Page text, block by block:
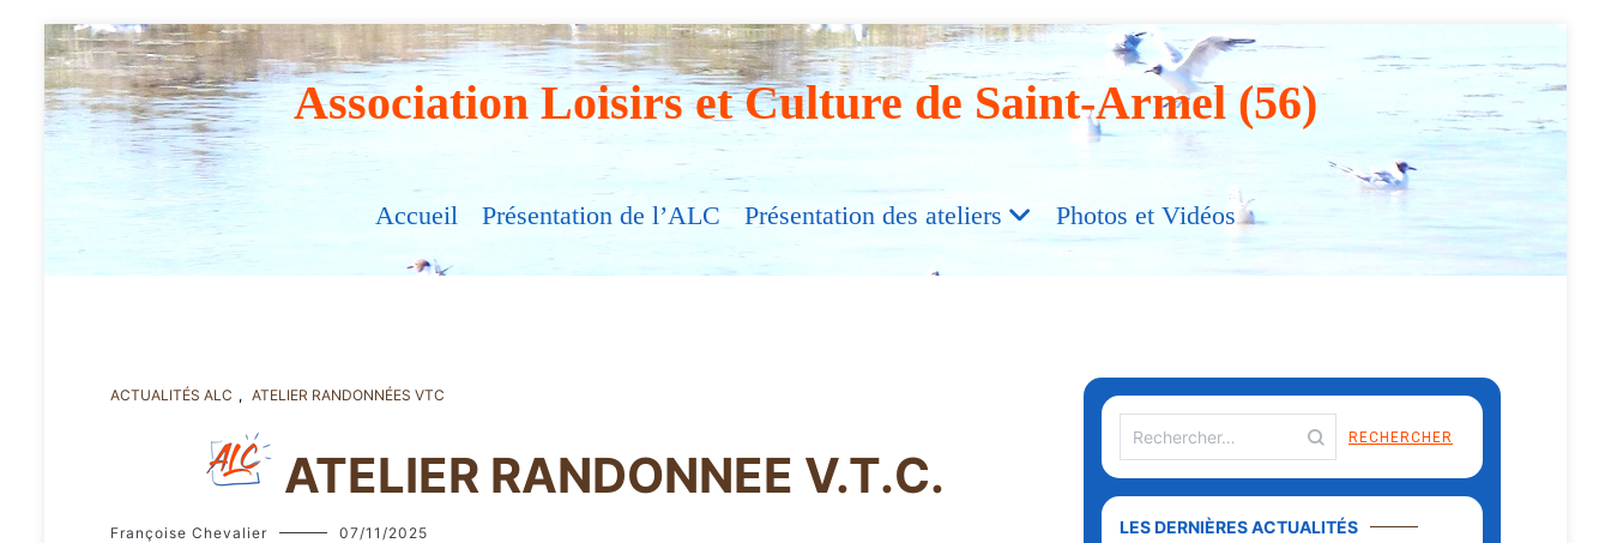
Association Loisirs et Culture de Saint-Armel (56)
Accueil Présentation de l’ALC Présentation des ateliers Photos et Vidéos
ACTUALITÉS ALC , ATELIER RANDONNÉES VTC
ATELIER RANDONNEE V.T.C.
Françoise Chevalier 07/11/2025 LES DERNIÈRES ACTUALITÉS